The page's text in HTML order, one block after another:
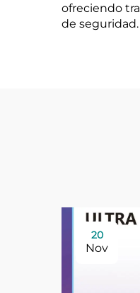
ofreciendo
de seguridad.
20
Nov